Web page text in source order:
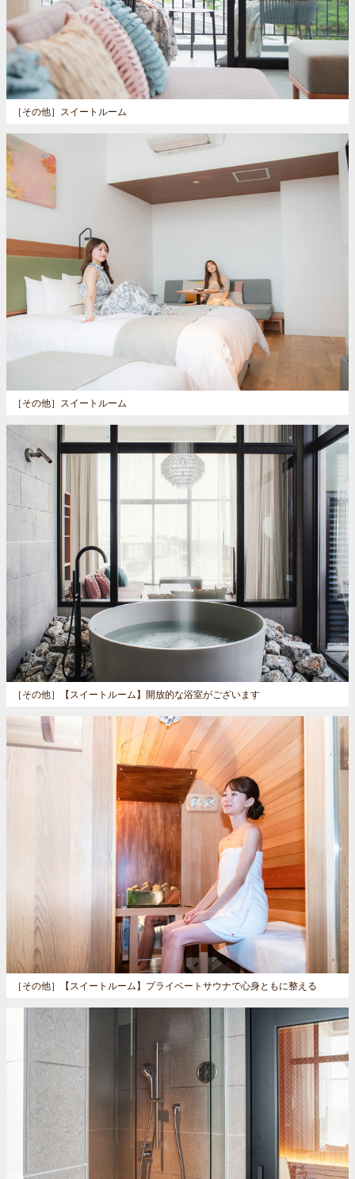
［その他］ スイートルーム
［その他］ スイートルーム
［その他］ 【スイートルーム】開放的な浴室がございます
［その他］ 【スイートルーム】プライベートサウナで心身ともに整える